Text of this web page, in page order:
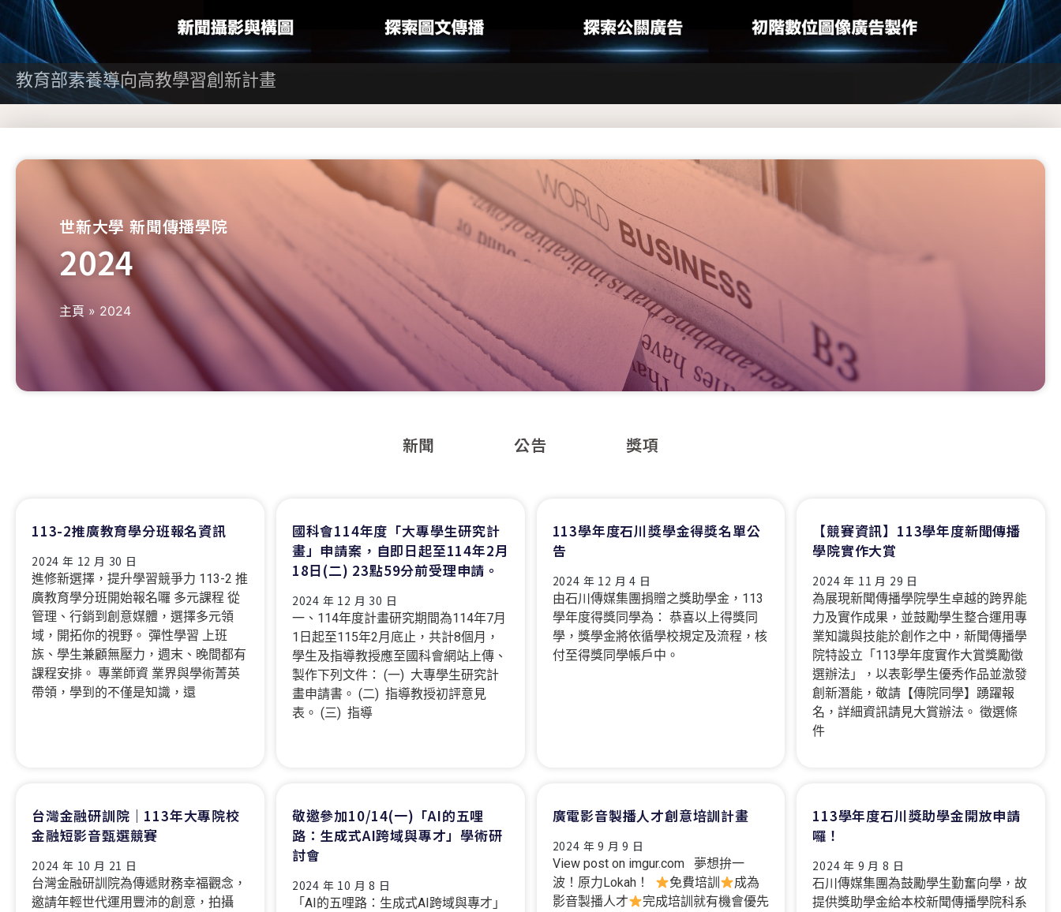
教育部素養導向高教學習創新計畫
世新大學 新聞傳播學院
2024
主頁 » 2024
新聞 公告 獎項
113-2推廣教育學分班報名資訊
2024 年 12 月 30 日
進修新選擇，提升學習競爭力 113-2 推
廣教育學分班開始報名囉 多元課程 從
管理、行銷到創意媒體，選擇多元領
域，開拓你的視野。 彈性學習 上班
族、學生兼顧無壓力，週末、晚間都有
課程安排。 專業師資 業界與學術菁英
帶領，學到的不僅是知識，還
國科會114年度「大專學生研究計
畫」申請案，自即日起至114年2月
18日(二) 23點59分前受理申請。
2024 年 12 月 30 日
一、114年度計畫研究期間為114年7月
1日起至115年2月底止，共計8個月，
學生及指導教授應至國科會網站上傳、
製作下列文件： (一) 大專學生研究計
畫申請書。 (二) 指導教授初評意見
表。 (三) 指導
113學年度石川獎學金得獎名單公
告
2024 年 12 月 4 日
由石川傳媒集團捐贈之獎助學金，113
學年度得獎同學為： 恭喜以上得獎同
學，獎學金將依循學校規定及流程，核
付至得獎同學帳戶中。
【競賽資訊】113學年度新聞傳播
學院實作大賞
2024 年 11 月 29 日
為展現新聞傳播學院學生卓越的跨界能
力及實作成果，並鼓勵學生整合運用專
業知識與技能於創作之中，新聞傳播學
院特設立「113學年度實作大賞獎勵徵
選辦法」，以表彰學生優秀作品並激發
創新潛能，敬請【傳院同學】踴躍報
名，詳細資訊請見大賞辦法。 徵選條
件
台灣金融研訓院｜113年大專院校
金融短影音甄選競賽
2024 年 10 月 21 日
台灣金融研訓院為傳遞財務幸福觀念，
邀請年輕世代運用豐沛的創意，拍攝
敬邀參加10/14(一)「AI的五哩
路：生成式AI跨域與專才」學術研
討會
2024 年 10 月 8 日
「AI的五哩路：生成式AI跨域與專才」
廣電影音製播人才創意培訓計畫
2024 年 9 月 9 日
View post on imgur.com 夢想拚一
波！原力Lokah！
免費培訓
成為
影音製播人才
完成培訓就有機會優先
113學年度石川獎助學金開放申請
囉！
2024 年 9 月 8 日
石川傳媒集團為鼓勵學生勤奮向學，故
提供獎助學金給本校新聞傳播學院科系